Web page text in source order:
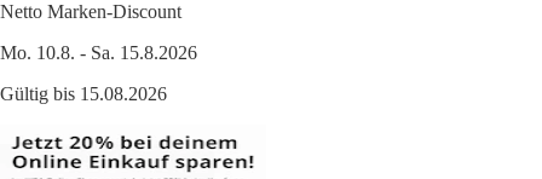
Netto Marken-Discount
Mo. 10.8. - Sa. 15.8.2026
Gültig bis 15.08.2026